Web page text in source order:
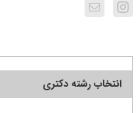
انتخاب رشته دکتری